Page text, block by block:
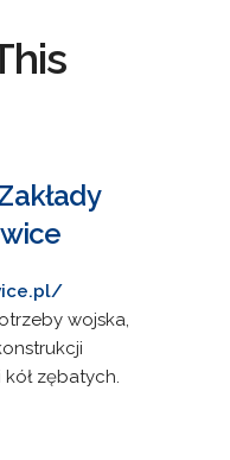
wojska,
zębatych.